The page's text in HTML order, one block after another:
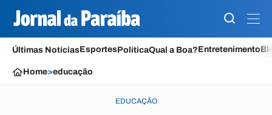
Últimas NotíciasEsportesPolíticaQual a Boa?Entretenimento
Home>educação
EDUCAÇÃO